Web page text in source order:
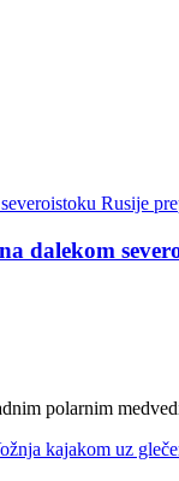
dalekom
polarnim